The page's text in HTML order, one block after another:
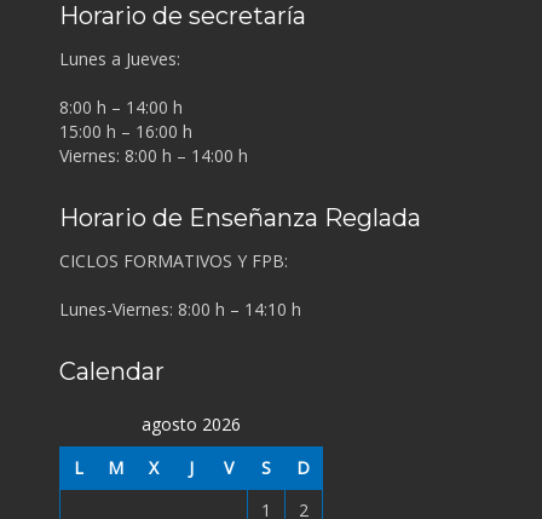
Horario de secretaría
Lunes a Jueves:
8:00 h – 14:00 h
15:00 h – 16:00 h
Viernes: 8:00 h – 14:00 h
Horario de Enseñanza Reglada
CICLOS FORMATIVOS Y FPB:
Lunes-Viernes: 8:00 h – 14:10 h
Calendar
agosto 2026
L
M X J V S
D
1
2